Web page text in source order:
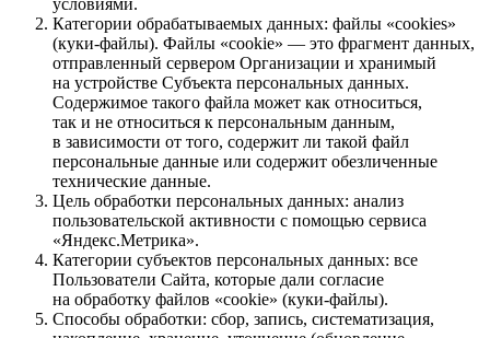
Категории обрабатываемых данных: файлы «cookies»
(куки-файлы). Файлы «cookie» — это фрагмент данных,
отправленный сервером Организации и хранимый
на устройстве Субъекта персональных данных.
Содержимое такого файла может как относиться,
так и не относиться к персональным данным,
в зависимости от того, содержит ли такой файл
персональные данные или содержит обезличенные
технические данные.
Цель обработки персональных данных: анализ
пользовательской активности с помощью сервиса
«Яндекс.Метрика».
Категории субъектов персональных данных: все
Пользователи Сайта, которые дали согласие
на обработку файлов «cookie» (куки-файлы).
Способы обработки: сбор, запись, систематизация,